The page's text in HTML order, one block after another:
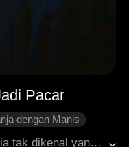
Pacar
dengan Manis
Kyla menyelamatkan seorang pria tak dikenal yang terluka, karena mengira dialah yang menyebabkan lukanya. Saat dijodohkan paksa oleh bibinya, satu-satunya jalan adalah membujuk pria itu jadi pacar palsu. Tak disangka, pria itu ternyata adalah sang pewaris tunggal kerajaan bisnis dengan kekuatan tak terhingga! Namun saat dia sadar, sudah terlambat untuk kabur. Jebakan sang taipan telah mengurungnya sempurna dalam dunia yang tak pernah dia impikan.